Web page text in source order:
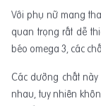
Với phụ nữ mang
quan trọng rất dễ
béo omega 3, các
Các dưỡng chất
nhau, tuy nhiên